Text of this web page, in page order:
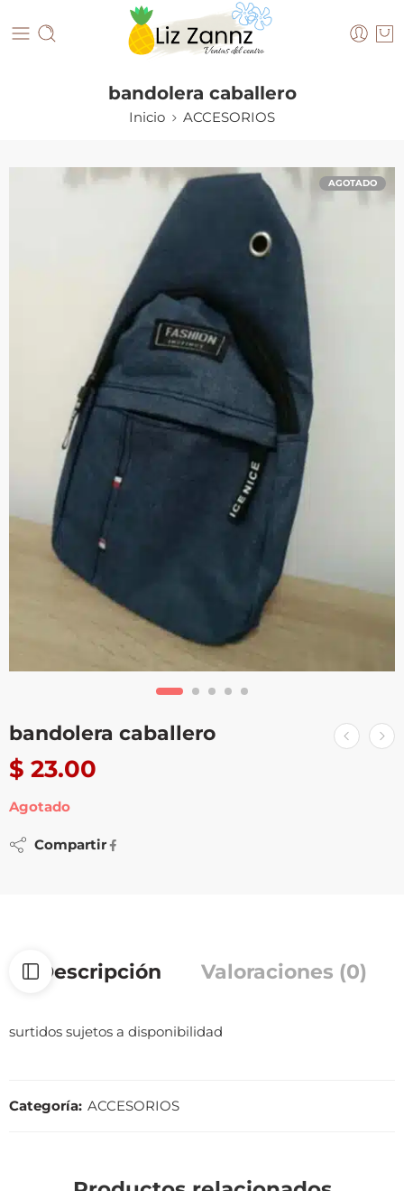
bandolera caballero
Inicio ACCESORIOS
AGOTADO
bandolera caballero
$ 23.00
Agotado
Compartir
Descripción Valoraciones (0)
surtidos sujetos a disponibilidad
Categoría: ACCESORIOS